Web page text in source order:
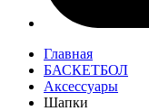
Главная
БАСКЕТБОЛ
Аксессуары
Шапки